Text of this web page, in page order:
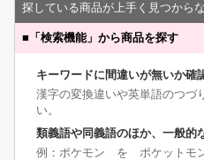
探している商品が上手く見つから
■ 「検索機能」から商品を探す
キーワードに間違いが無いか確
漢字の変換違いや英単語のつづ
い。
類義語や同義語のほか、一般的
例：ポケモン を ポケットモン